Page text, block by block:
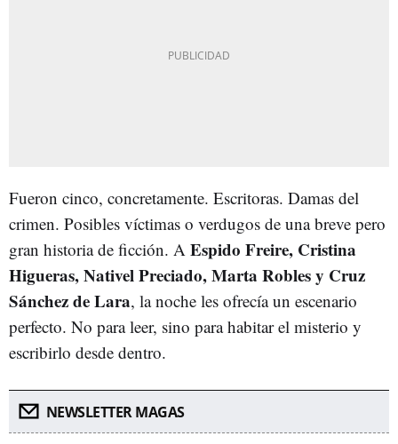
Fueron cinco, concretamente. Escritoras. Damas del
crimen. Posibles víctimas o verdugos de una breve pero
gran historia de ficción. A Espido Freire, Cristina
Higueras, Nativel Preciado, Marta Robles y Cruz
Sánchez de Lara, la noche les ofrecía un escenario
perfecto. No para leer, sino para habitar el misterio y
escribirlo desde dentro.
NEWSLETTER MAGAS